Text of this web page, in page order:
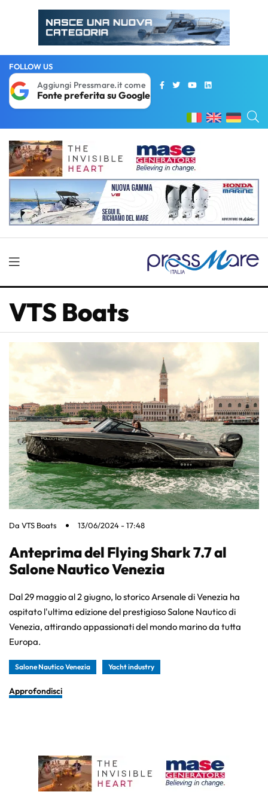
FOLLOW US
Aggiungi Pressmare.it come
Fonte preferita su Google
VTS Boats
Da VTS Boats 13/06/2024 - 17:48
Anteprima del Flying Shark 7.7 al
Salone Nautico Venezia
Dal 29 maggio al 2 giugno, lo storico Arsenale di Venezia ha
ospitato l'ultima edizione del prestigioso Salone Nautico di
Venezia, attirando appassionati del mondo marino da tutta
Europa.
Salone Nautico Venezia Yacht industry
Approfondisci